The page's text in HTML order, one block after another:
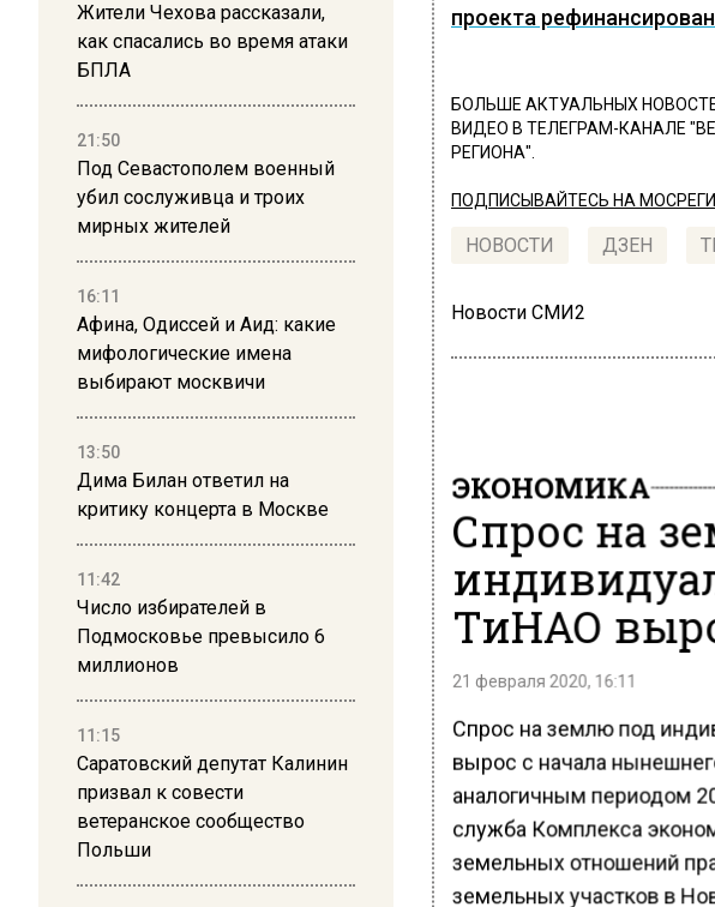
Жители Чехова рассказали,
как спасались во время атаки
БПЛА
21:50
Под Севастополем военный
убил сослуживца и троих
мирных жителей
16:11
Афина, Одиссей и Аид: какие
мифологические имена
выбирают москвичи
13:50
Дима Билан ответил на
критику концерта в Москве
11:42
Число избирателей в
Подмосковье превысило 6
миллионов
11:15
Саратовский депутат Калинин
призвал к совести
ветеранское сообщество
Польши
проекта
БОЛЬШЕ АКТУАЛЬНЫХ
ВИДЕО В ТЕЛЕГРАМ-КАНАЛЕ
РЕГИОНА".
ПОДПИСЫВАЙТЕСЬ НА
НОВОСТИ ДЗЕН
Новости СМИ2
ЭКОНОМИКА
Спрос на
ТиНАО
21 февраля 2020, 16:11
Спрос на землю под
вырос с начала
аналогичным периодом
служба Комплекса
земельных отношений
земельных участков в